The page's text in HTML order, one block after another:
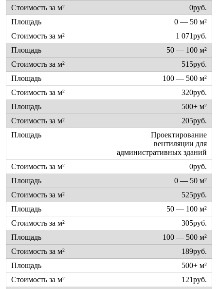
0руб.
0 — 50 м²
1 071руб.
50 — 100 м²
515руб.
100 — 500 м²
320руб.
500+ м²
205руб.
Проектирование
вентиляции для
административных зданий
0руб.
0 — 50 м²
525руб.
50 — 100 м²
305руб.
100 — 500 м²
189руб.
500+ м²
121руб.